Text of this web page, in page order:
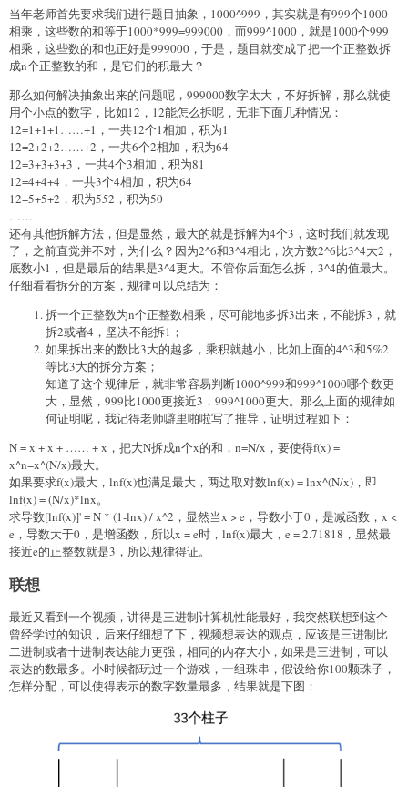
当年老师首先要求我们进行题目抽象，1000^999，其实就是有999个1000
相乘，这些数的和等于1000*999=999000，而999^1000，就是1000个999
相乘，这些数的和也正好是999000，于是，题目就变成了把一个正整数拆
成n个正整数的和，是它们的积最大？
那么如何解决抽象出来的问题呢，999000数字太大，不好拆解，那么就使
用个小点的数字，比如12，12能怎么拆呢，无非下面几种情况：
12=1+1+1……+1，一共12个1相加，积为1
12=2+2+2……+2，一共6个2相加，积为64
12=3+3+3+3，一共4个3相加，积为81
12=4+4+4，一共3个4相加，积为64
12=5+5+2，积为552，积为50
……
还有其他拆解方法，但是显然，最大的就是拆解为4个3，这时我们就发现
了，之前直觉并不对，为什么？因为2^6和3^4相比，次方数2^6比3^4大2，
底数小1，但是最后的结果是3^4更大。不管你后面怎么拆，3^4的值最大。
仔细看看拆分的方案，规律可以总结为：
拆一个正整数为n个正整数相乘，尽可能地多拆3出来，不能拆3，就
拆2或者4，坚决不能拆1；
如果拆出来的数比3大的越多，乘积就越小，比如上面的4^3和5%2
等比3大的拆分方案；
知道了这个规律后，就非常容易判断1000^999和999^1000哪个数更
大，显然，999比1000更接近3，999^1000更大。那么上面的规律如
何证明呢，我记得老师噼里啪啦写了推导，证明过程如下：
N = x + x + …… + x，把大N拆成n个x的和，n=N/x，要使得f(x) =
x^n=x^(N/x)最大。
如果要求f(x)最大，lnf(x)也满足最大，两边取对数lnf(x) = lnx^(N/x)，即
lnf(x) = (N/x)*lnx。
求导数[lnf(x)]' = N * (1-lnx) / x^2，显然当x > e，导数小于0，是减函数，x <
e，导数大于0，是增函数，所以x = e时，lnf(x)最大，e = 2.71818，显然最
接近e的正整数就是3，所以规律得证。
联想
最近又看到一个视频，讲得是三进制计算机性能最好，我突然联想到这个
曾经学过的知识，后来仔细想了下，视频想表达的观点，应该是三进制比
二进制或者十进制表达能力更强，相同的内存大小，如果是三进制，可以
表达的数最多。小时候都玩过一个游戏，一组珠串，假设给你100颗珠子，
怎样分配，可以使得表示的数字数量最多，结果就是下图：